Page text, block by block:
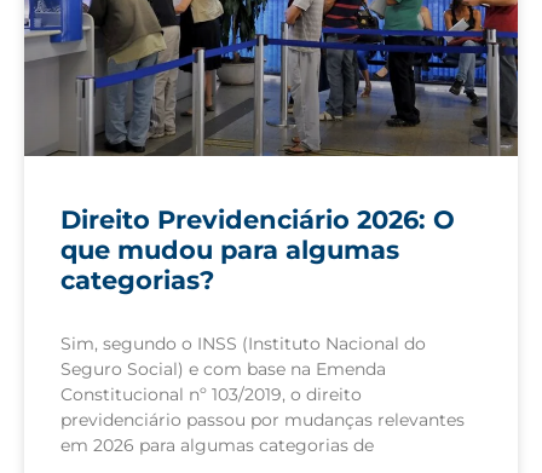
Direito Previdenciário 2026: O
que mudou para algumas
categorias?
Sim, segundo o INSS (Instituto Nacional do
Seguro Social) e com base na Emenda
Constitucional nº 103/2019, o direito
previdenciário passou por mudanças relevantes
em 2026 para algumas categorias de